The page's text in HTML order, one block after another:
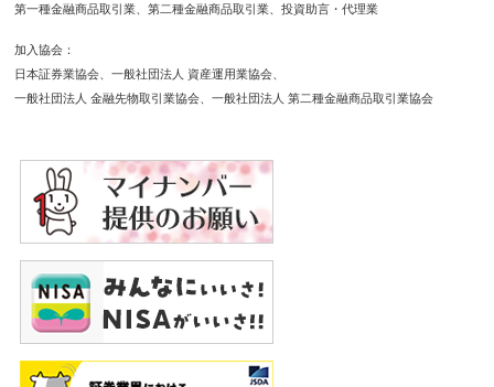
第一種金融商品取引業
第二種金融商品取引業 投資助言・代理業
加入協会
日本証券業協会
一般社団法人 資産運用業協会
一般社団法人 金融先物取引業協会
一般社団法人 第二種金融商品取引業協会